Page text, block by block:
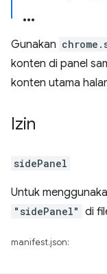
Gunakan
konten di panel
konten utama
Izin
sidePanel
Untuk
"sidePanel" di
manifest.json: